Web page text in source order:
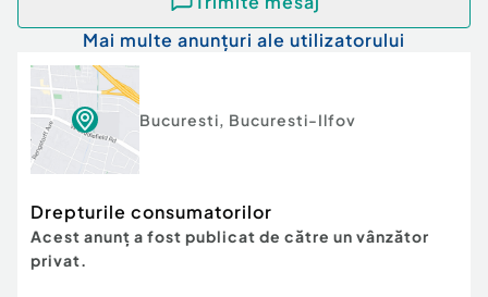
Mai multe anunțuri ale utilizatorului
Bucuresti, Bucuresti-Ilfov
Drepturile consumatorilor
Acest anunț a fost publicat de către un vânzător
privat.